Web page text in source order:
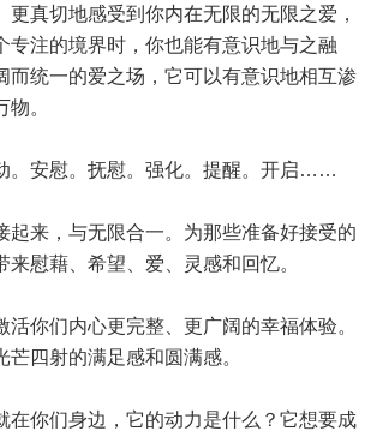
更真切地感受到你内在无限的无限之爱，
专注的境界时，你也能有意识地与之融
而统一的爱之场，它可以有意识地相互渗
。
。安慰。抚慰。强化。提醒。开启……
起来，与无限合一。为那些准备好接受的
来慰藉、希望、爱、灵感和回忆。
活你们内心更完整、更广阔的幸福体验。
芒四射的满足感和圆满感。
在你们身边，它的动力是什么？它想要成